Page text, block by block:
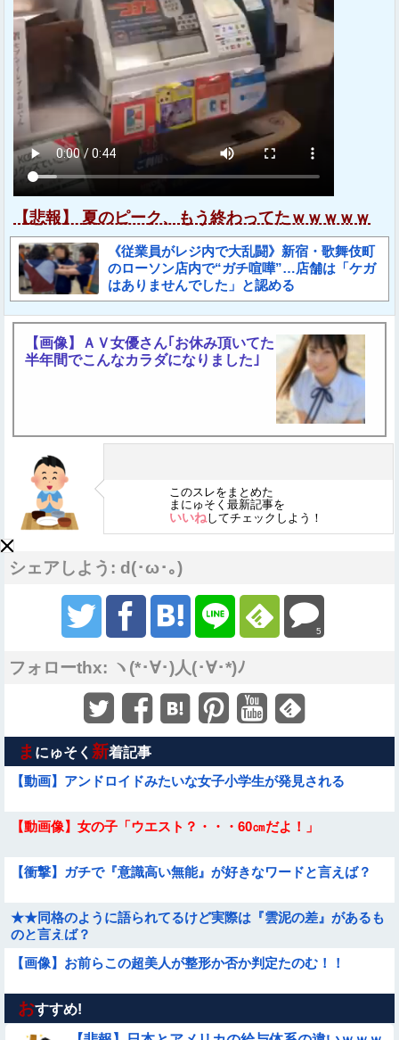
【悲報】 夏のピーク、もう終わってたｗｗｗｗｗ
《従業員がレジ内で大乱闘》新宿・歌舞伎町
のローソン店内で“ガチ喧嘩”…店舗は「ケガ
はありませんでした」と認める
【画像】ＡＶ女優さん｢お休み頂いてた
半年間でこんなカラダになりました｣
このスレをまとめた
まにゅそく最新記事を
いいねしてチェックしよう！
シェアしよう: d(･ω･｡)
5
フォローthx: ヽ(*･∀･)人(･∀･*)ﾉ
ま にゅそく 新着記事
【動画】アンドロイドみたいな女子小学生が発見される
【動画像】女の子「ウエスト？・・・60㎝だよ！」
【衝撃】ガチで『意識高い無能』が好きなワードと言えば？
★★同格のように語られてるけど実際は『雲泥の差』があるも
のと言えば？
【画像】お前らこの超美人が整形か否か判定たのむ！！
【動画】ピザ屋のバイト女、クッソせこい『ツマミ食い』をし
て炎上
おすすめ!
Sponsored Link